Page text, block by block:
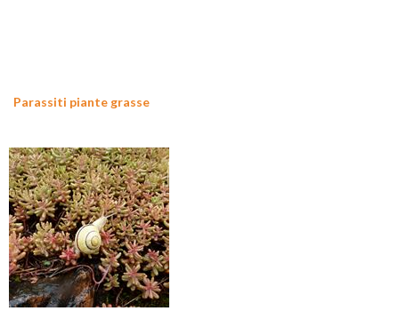
Parassiti piante grasse